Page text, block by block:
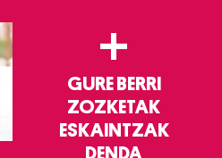
+
GURE BERRI
ZOZKETAK
ESKAINTZAK
DENDA